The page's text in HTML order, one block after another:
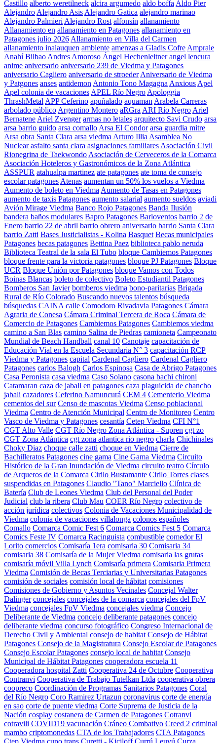
Castillo alberto weretilneck alcira argumedo aldo boffa Aldo Pier
Alejandro Alejandro Asis Alejandro Gatica alejandro marinao
Alejandro Palmieri Alejandro Rost alfonsín allanamiento
Allanamiento en allanamiento en Patagones allanamiento en
Patagones julio 2026 Allanamiento en Villa del Carmen
allanamiento inalauquen ambiente amenzas a Gladis Cofre Amprale
Anahí Bilbao Andres Amoroso Ángel Hechenleitner angel lencura
anime aniversario aniversario 239 de Viedma y Patagones
aniversario Cagliero aniversario de stroeder Aniversario de Viedma
y Patgones anses antidemon Antonio Tono Magagna Anxious Apel
Apel colonia de vacaciones APEL Río Negro Apologgia
ThrashMetal APP Ceferino apuñalado aquaman Arabela Carreras
arbolado público Argentino Montero aRGra ARI Río Negro Ariel
Bernatene Ariel Zvenger armas no letales arquitecto Savi Crudo arsa
arsa barrio guido arsa comallo Arsa El Condor arsa guardia mitre
Arsa obra Santa Clara arsa viedma Arturo Illia Asamblea No
Nuclear asfalto santa clara asignaciones familiares Asociación Civil
Rionegrina de Taekwondo Asociación de Cerveceros de la Comarca
Asociación Hoteleros y Gastronómicos de la Zona Atlántica
ASSPUR atahualpa martinez ate patagones ate toma de consejo
escolar patagones Atenas aumentan un 50% los vuelos a Viedma
Aumento de boleto en Viedma Aumento de Tasas en Patagones
aumento de taxis Patagones aumento salarial aumento sueldos aviadi
Avión Mirage Viedma Banco Rojo Patagones Banda Ilusión
bandera baños modulares Bapro Patagones Barloventos barrio 2 de
Enero barrio 22 de abril barrio obrero aniversario barrio Santa Clara
barrio Zatti Bases Justicialistas - Kolina Basquet Becas municipales
Patagones becas patagones Bettina Paez biblioteca pablo neruda
Biblioteca Teatral de la sala El Tubo bloque Cambiemos Patagones
bloque frente para la victoria patagones bloque PJ Patagones Bloque
UCR Bloque Unión por Patagones bloque Vamos con Todos
Boinas Blancas boleto de colectivo Boleto Estudiantil Patagones
Bomberos San Javier bomberos viedma bono-paritarias Brigada
Rural de Río Colorado Buscando nuevos talentos búsqueda
búsquedas CAINA calle Comodoro Rivadavia Patagones Cámara
Agraria de Conesa Cámara Criminal Tercera de Roca Cámara de
Comercio de Patagones Cambiemos Patagones Cambiemos viedma
camino a San Blas camino Salina de Piedras camioneta Campeonato
Mundial de Beach Handball canal 10 Canotaje capacitación de
Educación Vial en la Escuela Secundaria N° 3 capacitación RCP
Viedma y Patagones capital Cardenal Cagliero Cardenal Cagliero
Patagones carlos Balogh Carlos Espinosa Casa de Abrigo Patagones
Casa Peronista casa viedma Caso Solano casona bachi chironi
Catamaran caza de jabali en patagones caza plaguicida de chancho
jabali cazadores Ceferino Namuncurá CEM 4 Cementerio Viedma
cementos del sur Censo de mascotas Viedma Censo poblacional
Viedma Centro de Atención Municipal Centro de Monitoreo Centro
Vasco de Viedma y Patagones cesantía Cetep Viedma CFI N°1
CGT Alto Valle CGT Río Negro Zona Atlántica - Supren cgt zo
CGT Zona Atlántica cgt zona atlantica rio negro charla Chichinales
Choky Diaz choque calle zatti choque en Viedma Cierre de
Bachilleratos Patagones cine gama Cine Gama Viedma Circuito
Histórico de la Gran Inundación de Viedma circuito teatro Círculo
de Arqueros de la Comarca Cirilo Bustamante Cirilo Torres clases
suspendidas en Patagones Claudio "Tano" Marciello Clínica de
Batería Club de Leones Viedma Club del Personal del Poder
Judicial club la ribera Club Mau COER Río Negro colectivo de
acción jurídica colectivos Colonia de Vacaciones Municipalidad de
Viedma colonia de vacaciones villalonga colonos españoles
Comallo Comarca Comic Fest 6 Comarca Comics Fest 5 Comarca
Comics Feste IV Comarca Racinguista combustible comedor El
Lorito comercios Comisaría 1era comisaria 30 Comisaria 34
comisaria 38 Comisaría de la Mujer Viedma comisaria las grutas
comisaría móvil Villa Lynch Comisaría primera Comisaria Primera
Viedma Comisión de Becas Terciarias y Universitarias Patagones
comisión de sociales comisión local de hábitat comisiones
Comisiones de Gobierno y Asuntos Vecinales Concejal Walter
Dalinger concejales concejales de la comarca concejales del FpV
Viedma concejales FpV Viedma concejales viedma Concejo
Deliberante de Viedma concejo deliberante patagones concejo
deliberante viedma concurso fotográfico Congreso Internacional de
Derecho Civil y Ambiental consejo de habitat Consejo de Hábitat
Patagones Consejo de la Magistratura Consejo Escolar de Patagones
Consejo Escolar Patagones consejo local de habitat Consejo
Municipal de Hábitat Patagones cooperadora escuela 11
Cooperadora hospital Zatti Cooperativa 24 de Octubre Cooperativa
Contranvi Cooperativa de Trabajo Tutelkan Ltda cooperativa obrera
coopreco Coordinación de Programas Sanitarios Patagones Coral
del Río Negro Coro Ramirez Urtazun coronavirus corte de energía
en sao corte de puente viedma Corte Suprema de Justicia de la
Nación cosplay costanera de Carmen de Patagones Cotranvi
cotravili COVID19 vacunación Cráneo Combativo Creed 2 criminal
mambo criptomonedas CTA de los Trabajadores CTA Patagones
Ctep Viedma cupo trans Curetti - Kiciloff Currú Leuvú Curza